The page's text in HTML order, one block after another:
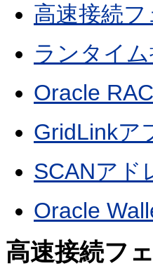
高速接続
ランタイ
Oracle
GridLinkア
SCANアド
Oracle
高速接続フ